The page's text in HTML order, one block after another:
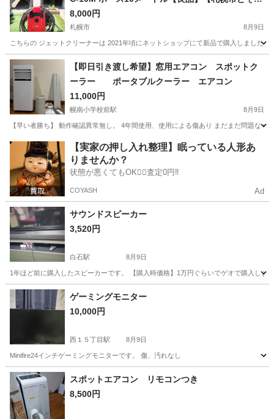
周辺地域で手渡し限定】
8,000円
札幌市 8月9日
こちらの ジェットクリーナーは 2021年頃にネットショップにて新品で購入しました
北海道 札幌市 生活家電
【即日引き渡し希望】窓用エアコン スポットク
ーラー ポータブルクーラー エアコン
11,000円
幌南小学校前駅 8月9日
【早い者勝ち】 動作確認異常無し。 4年間使用、使用による傷あり まだまだ問題な
北海道 札幌市 幌南小学校前駅 季節、空調家電
【実家の押し入れ整理】眠っている人形あ
りませんか？
状態が悪くてもOK🙆‍♀️査定0円‼️
COYASH Ad
サウンドスピーカー
3,520円
白石駅 8月9日
1年ほど前に購入したスピーカーです。 【購入時価格】1万円ぐらいでゲオで購入し
北海道 札幌市 オーディオ
ゲーミングモニター
10,000円
西１５丁目駅 8月9日
Minifire24インチゲーミングモニターです。 傷、汚れなし
北海道 札幌市 西１５丁目駅 その他
スポットエアコン リモコンつき
8,500円